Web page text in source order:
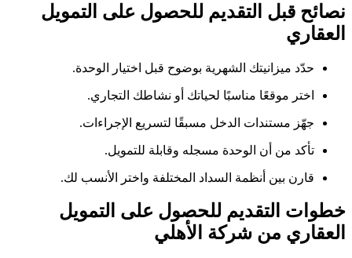
نصائح قبل التقديم للحصول على التمويل
العقاري
حدّد ميزانيتك الشهرية بوضوح قبل اختيار الوحدة.
اختر موقعًا مناسبًا لحياتك أو نشاطك التجاري.
جهّز مستندات الدخل مسبقًا لتسريع الإجراءات.
تأكد من أن الوحدة مسجله وقابلة للتمويل.
قارن بين أنظمة السداد المختلفة واختر الأنسب لك.
خطوات التقديم للحصول على التمويل
العقاري من شركة الأهلي